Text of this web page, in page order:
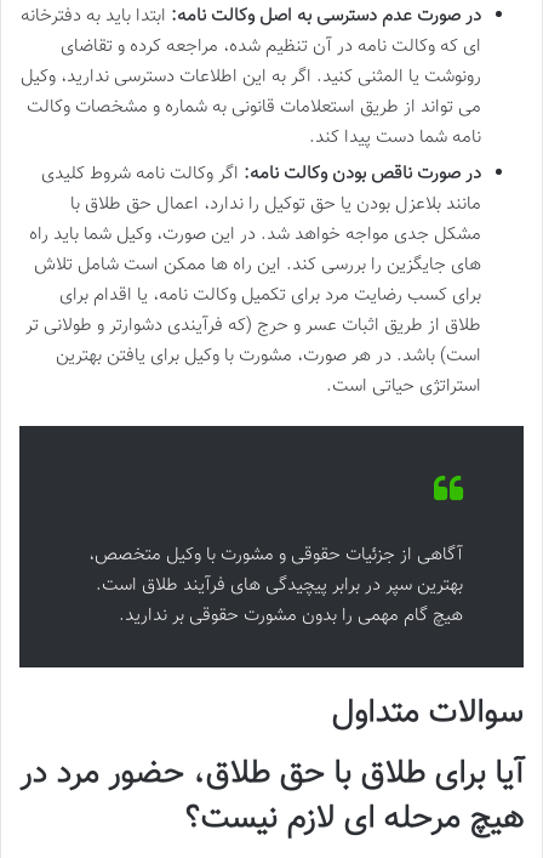
در صورت عدم دسترسی به اصل وکالت نامه: ابتدا باید به دفترخانه
ای که وکالت نامه در آن تنظیم شده، مراجعه کرده و تقاضای
رونوشت یا المثنی کنید. اگر به این اطلاعات دسترسی ندارید، وکیل
می تواند از طریق استعلامات قانونی به شماره و مشخصات وکالت
نامه شما دست پیدا کند.
در صورت ناقص بودن وکالت نامه: اگر وکالت نامه شروط کلیدی
مانند بلاعزل بودن یا حق توکیل را ندارد، اعمال حق طلاق با
مشکل جدی مواجه خواهد شد. در این صورت، وکیل شما باید راه
های جایگزین را بررسی کند. این راه ها ممکن است شامل تلاش
برای کسب رضایت مرد برای تکمیل وکالت نامه، یا اقدام برای
طلاق از طریق اثبات عسر و حرج (که فرآیندی دشوارتر و طولانی تر
است) باشد. در هر صورت، مشورت با وکیل برای یافتن بهترین
استراتژی حیاتی است.
آگاهی از جزئیات حقوقی و مشورت با وکیل متخصص،
بهترین سپر در برابر پیچیدگی های فرآیند طلاق است.
هیچ گام مهمی را بدون مشورت حقوقی بر ندارید.
سوالات متداول
آیا برای طلاق با حق طلاق، حضور مرد در
هیچ مرحله ای لازم نیست؟